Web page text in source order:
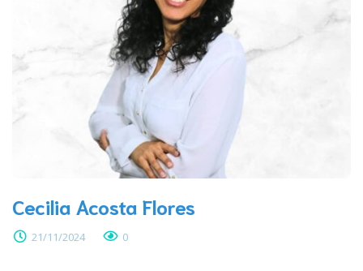
Cecilia Acosta Flores
21/11/2024 0